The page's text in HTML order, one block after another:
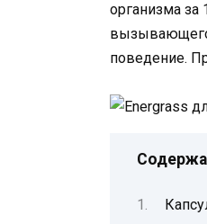
организма за
вызывающего
поведение.